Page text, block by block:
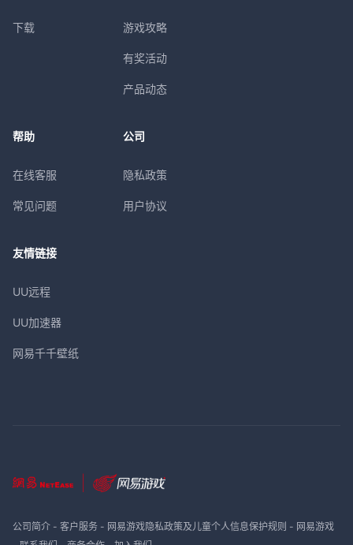
下载 游戏攻略
有奖活动
产品动态
帮助
在线客服
常见问题
公司
隐私政策
用户协议
友情链接
UU远程
UU加速器
网易千千壁纸
公司简介- 客户服务- 网易游戏隐私政策及儿童个人信息保护规则 - 网易游戏